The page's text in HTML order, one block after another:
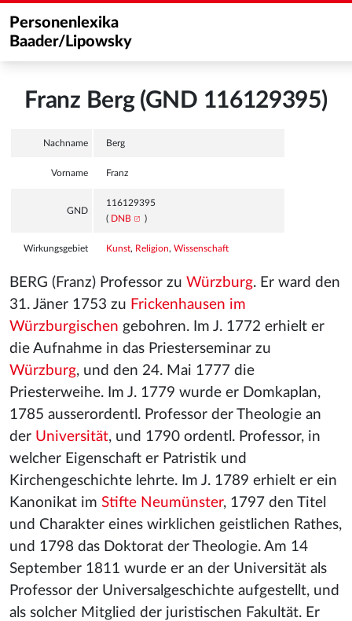
Personenlexika
Baader/Lipowsky
Franz Berg (GND 116129395)
Nachname Berg
Vorname Franz
GND
116129395
( DNB )
Wirkungsgebiet Kunst, Religion, Wissenschaft
BERG (Franz) Professor zu Würzburg. Er ward den
31. Jäner 1753 zu Frickenhausen im
Würzburgischen gebohren. Im J. 1772 erhielt er
die Aufnahme in das Priesterseminar zu
Würzburg, und den 24. Mai 1777 die
Priesterweihe. Im J. 1779 wurde er Domkaplan,
1785 ausserordentl. Professor der Theologie an
der Universität, und 1790 ordentl. Professor, in
welcher Eigenschaft er Patristik und
Kirchengeschichte lehrte. Im J. 1789 erhielt er ein
Kanonikat im Stifte Neumünster, 1797 den Titel
und Charakter eines wirklichen geistlichen Rathes,
und 1798 das Doktorat der Theologie. Am 14
September 1811 wurde er an der Universität als
Professor der Universalgeschichte aufgestellt, und
als solcher Mitglied der juristischen Fakultät. Er